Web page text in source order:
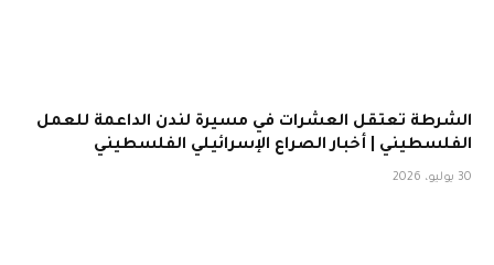
الشرطة تعتقل العشرات في مسيرة لندن الداعمة للعمل
الفلسطيني | أخبار الصراع الإسرائيلي الفلسطيني
30 يوليو، 2026